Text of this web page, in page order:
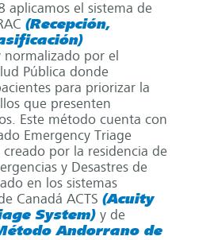
aplicamos el sistema de
(Recepción,
por el
Pública donde
para priorizar la
que presenten
Este método cuenta con
Emergency Triage
por la residencia de
y Desastres de
en los sistemas
Canadá ACTS (Acuity
System) y de
Andorrano de